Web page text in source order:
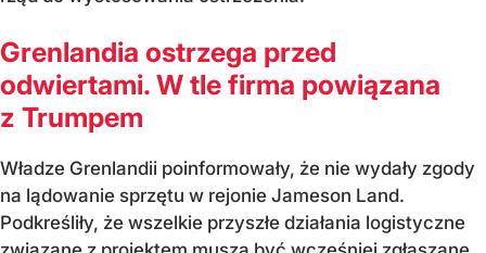
Grenlandia ostrzega przed
odwiertami. W tle firma powiązana
z Trumpem
Władze Grenlandii poinformowały, że nie wydały zgody
na lądowanie sprzętu w rejonie Jameson Land.
Podkreśliły, że wszelkie przyszłe działania logistyczne